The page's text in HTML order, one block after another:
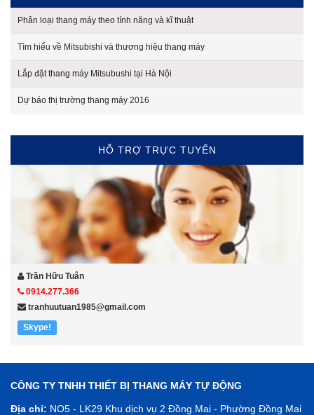
Phân loại thang máy theo tính năng và kĩ thuật
Tìm hiểu về Mitsubishi và thương hiệu thang máy
Lắp đặt thang máy Mitsubushi tại Hà Nội
Dự báo thị trường thang máy 2016
HỖ TRỢ TRỰC TUYẾN
Trần Hữu Tuân
0914.277.366
tranhuutuan1985@gmail.com
Skype!
CÔNG TY TNHH THIẾT BỊ THANG MÁY TỰ ĐỘNG
Địa chỉ: NO5 - LK29 Khu dịch vụ 2 Đồng Mai - Phường Đồng Mai